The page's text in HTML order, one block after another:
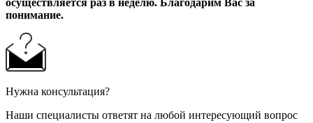
осуществляется раз в неделю. Благодарим Вас за
понимание.
Нужна консультация?
Наши специалисты ответят на любой интересующий вопрос